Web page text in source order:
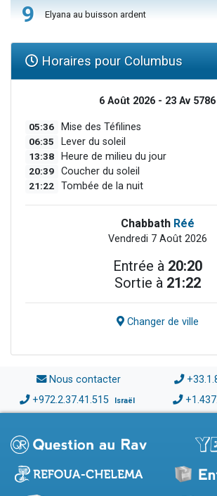
9 Elyana au buisson ardent
Horaires pour Columbus
6 Août 2026 - 23 Av 5786
05:36 Mise des Téfilines
06:35 Lever du soleil
13:38 Heure de milieu du jour
20:39 Coucher du soleil
21:22 Tombée de la nuit
Chabbath Réé
Vendredi 7 Août 2026
Entrée à 20:20
Sortie à 21:22
Changer de ville
Nous contacter
+972.2.37.41.515 Israël